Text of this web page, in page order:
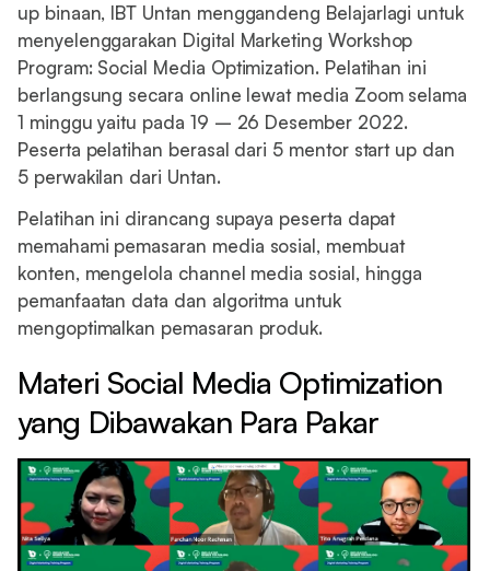
up binaan, IBT Untan menggandeng Belajarlagi untuk
menyelenggarakan Digital Marketing Workshop
Program: Social Media Optimization. Pelatihan ini
berlangsung secara online lewat media Zoom selama
1 minggu yaitu pada 19 – 26 Desember 2022.
Peserta pelatihan berasal dari 5 mentor start up dan
5 perwakilan dari Untan.
Pelatihan ini dirancang supaya peserta dapat
memahami pemasaran media sosial, membuat
konten, mengelola channel media sosial, hingga
pemanfaatan data dan algoritma untuk
mengoptimalkan pemasaran produk.
Materi Social Media Optimization
yang Dibawakan Para Pakar